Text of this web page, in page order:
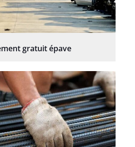
gratuit épave